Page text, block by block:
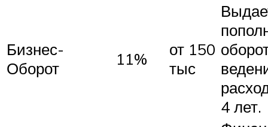
Бизнес-
Оборот
11%
от 150
тыс
4 лет.